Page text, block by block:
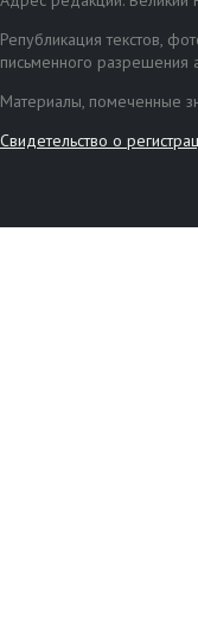
Републикация текстов,
письменного разрешения
Материалы, помеченные
Свидетельство о